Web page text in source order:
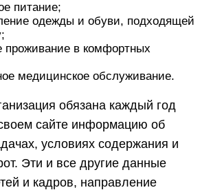
питание;
одежды и обуви, подходящей
проживание в комфортных
медицинское обслуживание.
обязана каждый год
сайте информацию об
условиях содержания и
Эти и все другие данные
и кадров, направление